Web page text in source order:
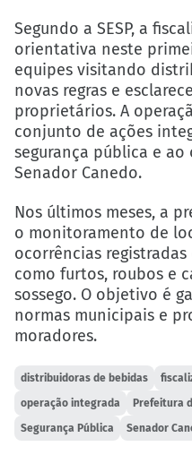
Segundo a SESP, a
orientativa neste
equipes visitando
novas regras e
proprietários. A
conjunto de ações
segurança pública e
Senador Canedo.
Nos últimos meses, a
o monitoramento de
ocorrências
como furtos, roubos e
sossego. O objetivo é
normas municipais e
moradores.
distribuidoras de bebidas
operação integrada Prefeitura
Segurança Pública Senador